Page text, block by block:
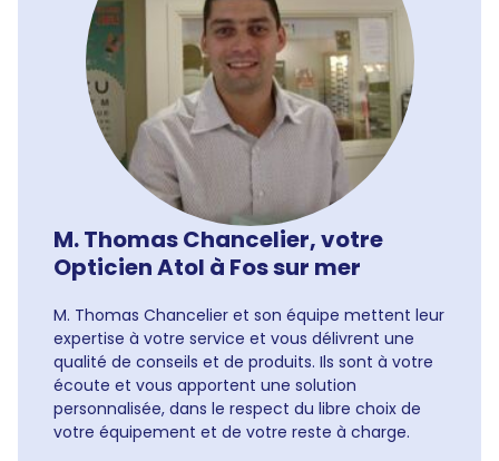
M. Thomas Chancelier, votre
Opticien Atol à Fos sur mer
M. Thomas Chancelier et son équipe mettent leur
expertise à votre service et vous délivrent une
qualité de conseils et de produits. Ils sont à votre
écoute et vous apportent une solution
personnalisée, dans le respect du libre choix de
votre équipement et de votre reste à charge.